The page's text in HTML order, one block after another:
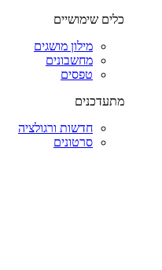
כלים שימושיים
מילון מושגים
מחשבונים
טפסים
מתעדכנים
חדשות ורגולציה
סרטונים